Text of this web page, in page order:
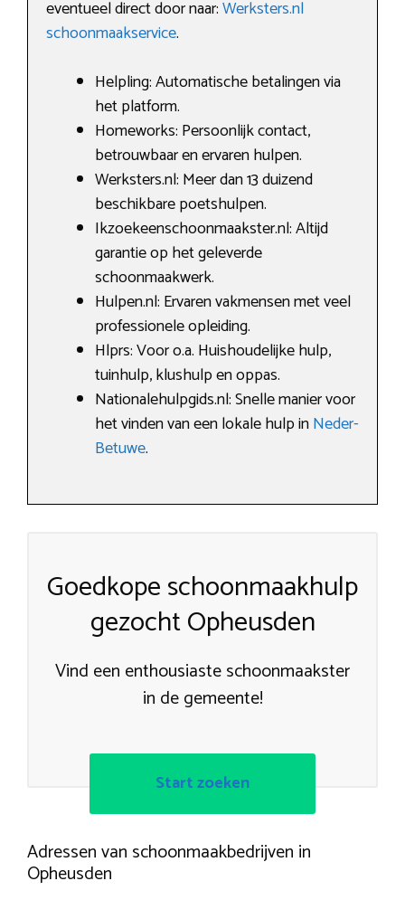
eventueel direct door naar:Werksters.nl
schoonmaakservice.
Helpling: Automatische betalingen via
het platform.
Homeworks: Persoonlijk contact,
betrouwbaar en ervaren hulpen.
Werksters.nl: Meer dan 13 duizend
beschikbare poetshulpen.
Ikzoekeenschoonmaakster.nl: Altijd
garantie op het geleverde
schoonmaakwerk.
Hulpen.nl: Ervaren vakmensen met veel
professionele opleiding.
Hlprs: Voor o.a. Huishoudelijke hulp,
tuinhulp, klushulp en oppas.
Nationalehulpgids.nl: Snelle manier voor
het vinden van een lokale hulp inNeder-
Betuwe.
Goedkope schoonmaakhulp
gezocht Opheusden
Vind een enthousiaste schoonmaakster
in de gemeente!
Start zoeken
Adressen van schoonmaakbedrijven in
Opheusden